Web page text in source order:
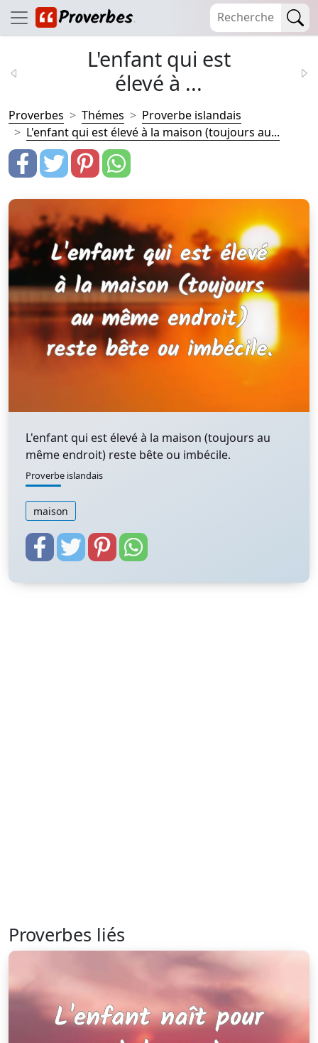
L'enfant qui est
élevé à ...
Proverbes Thémes
Proverbe islandais
L'enfant qui est élevé à la maison (toujours au...
L'enfant qui est élevé à la maison (toujours au
même endroit) reste bête ou imbécile.
Proverbe islandais
maison
Proverbes liés